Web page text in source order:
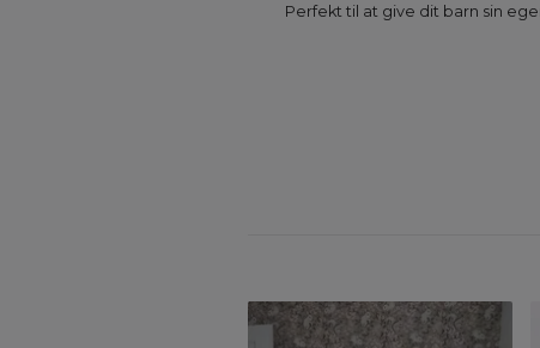
Perfekt til at give dit barn sin